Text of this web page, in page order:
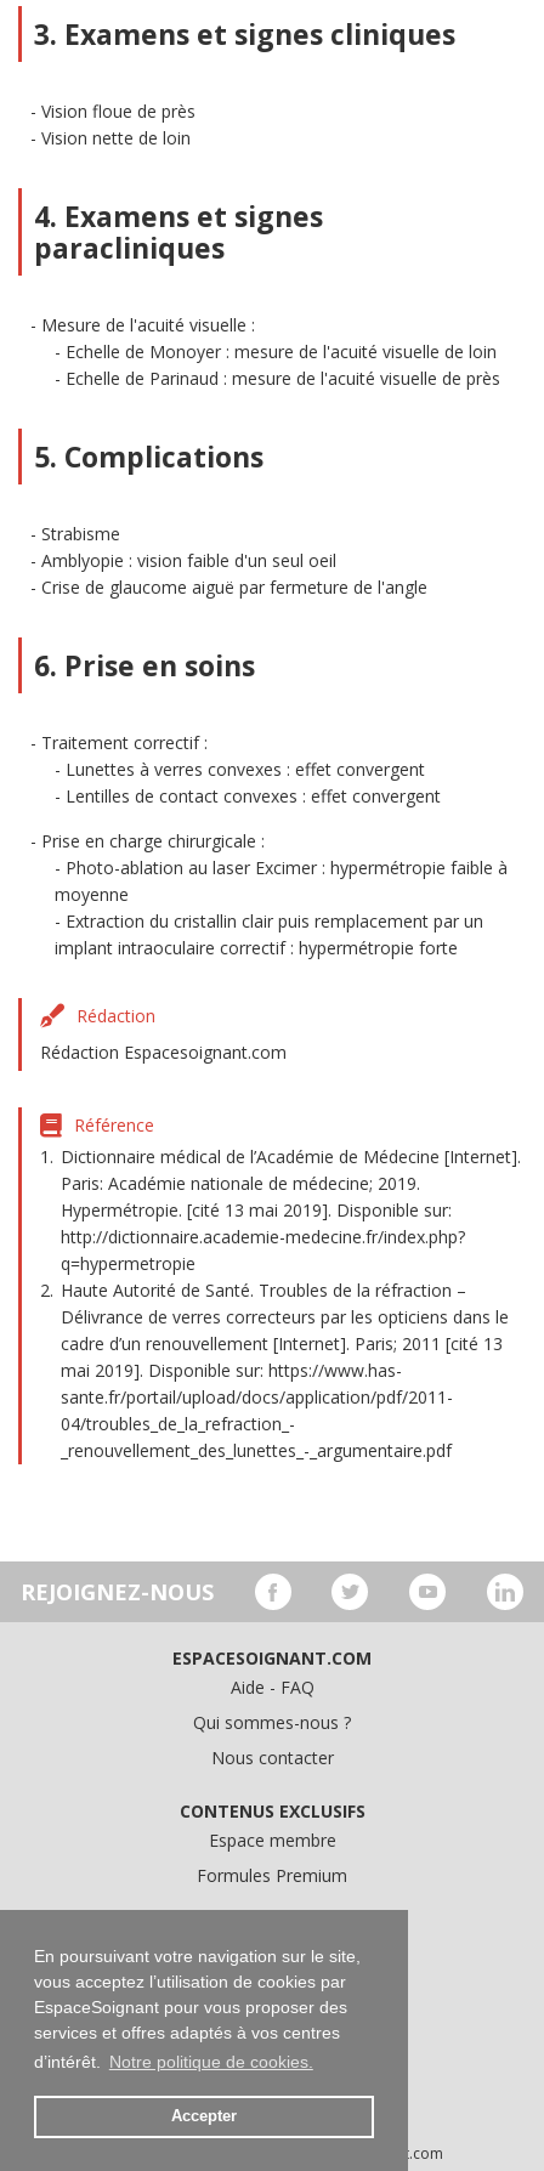
En poursuivant votre navigation sur le site,
vous acceptez l’utilisation de cookies par
EspaceSoignant pour vous proposer des
services et offres adaptés à vos centres
d’intérêt.
Notre politique de cookies.
Accepter
3. Examens et signes cliniques
Vision floue de près
Vision nette de loin
4. Examens et signes
paracliniques
Mesure de l'acuité visuelle :
Echelle de Monoyer : mesure de l'acuité visuelle de loin
Echelle de Parinaud : mesure de l'acuité visuelle de près
5. Complications
Strabisme
Amblyopie : vision faible d'un seul oeil
Crise de glaucome aiguë par fermeture de l'angle
6. Prise en soins
Traitement correctif :
Lunettes à verres convexes : effet convergent
Lentilles de contact convexes : effet convergent
Prise en charge chirurgicale :
Photo-ablation au laser Excimer : hypermétropie faible à
moyenne
Extraction du cristallin clair puis remplacement par un
implant intraoculaire correctif : hypermétropie forte
Rédaction
Rédaction Espacesoignant.com
Référence
Dictionnaire médical de l’Académie de Médecine [Internet].
Paris: Académie nationale de médecine; 2019.
Hypermétropie. [cité 13 mai 2019]. Disponible sur:
http://dictionnaire.academie-medecine.fr/index.php?
q=hypermetropie
Haute Autorité de Santé. Troubles de la réfraction –
Délivrance de verres correcteurs par les opticiens dans le
cadre d’un renouvellement [Internet]. Paris; 2011 [cité 13
mai 2019]. Disponible sur: https://www.has-
sante.fr/portail/upload/docs/application/pdf/2011-
04/troubles_de_la_refraction_-
_renouvellement_des_lunettes_-_argumentaire.pdf
REJOIGNEZ-NOUS
ESPACESOIGNANT.COM
Aide - FAQ
Qui sommes-nous ?
Nous contacter
CONTENUS EXCLUSIFS
Espace membre
Formules Premium
Conditions Générales d'Utilisation
Données personnelles
Conditions Générales de Vente
Mentions légales
Droits d'auteur © 2016-2026 EspaceSoignant.com